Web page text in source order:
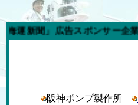
ポンサー企業
阪神ポンプ製作所